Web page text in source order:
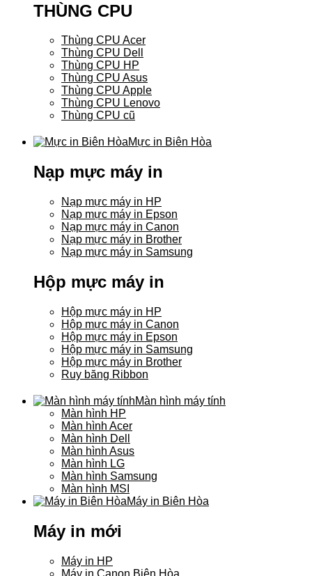
THÙNG CPU
Thùng CPU Acer
Thùng CPU Dell
Thùng CPU HP
Thùng CPU Asus
Thùng CPU Apple
Thùng CPU Lenovo
Thùng CPU cũ
Mực in Biên Hòa
Nạp mực máy in
Nạp mực máy in HP
Nạp mực máy in Epson
Nạp mực máy in Canon
Nạp mực máy in Brother
Nạp mực máy in Samsung
Hộp mực máy in
Hộp mực máy in HP
Hộp mực máy in Canon
Hộp mực máy in Epson
Hộp mực máy in Samsung
Hộp mực máy in Brother
Ruy băng Ribbon
Màn hình máy tính
Màn hình HP
Màn hình Acer
Màn hình Dell
Màn hình Asus
Màn hình LG
Màn hình Samsung
Màn hình MSI
Máy in Biên Hòa
Máy in mới
Máy in HP
Máy in Canon Biên Hòa